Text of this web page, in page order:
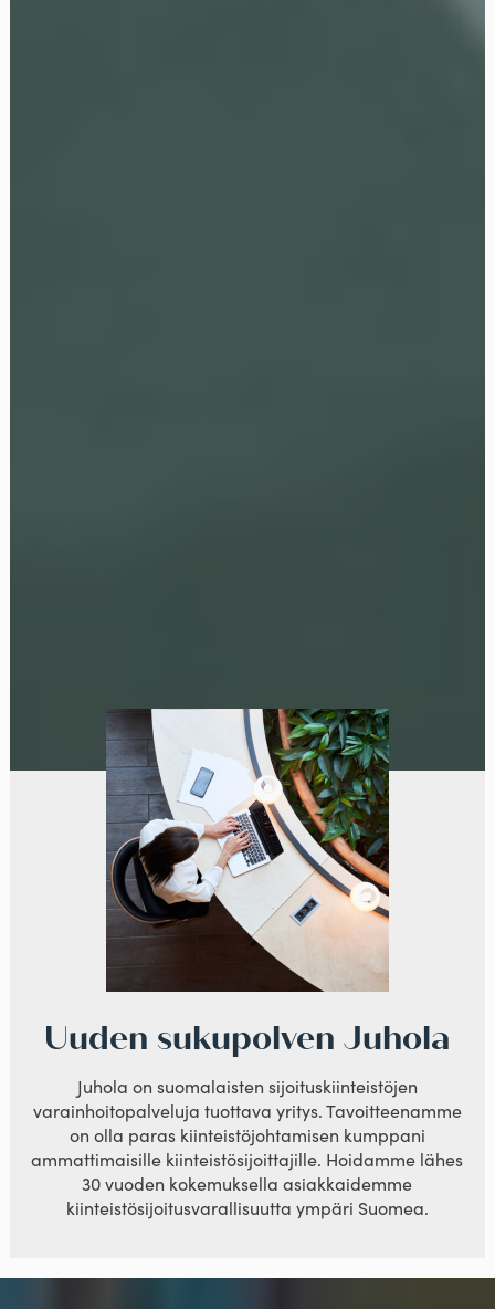
Uuden sukupolven Juhola
Juhola on suomalaisten sijoituskiinteistöjen
varainhoitopalveluja tuottava yritys. Tavoitteenamme
on olla paras kiinteistöjohtamisen kumppani
ammattimaisille kiinteistösijoittajille. Hoidamme lähes
30 vuoden kokemuksella asiakkaidemme
kiinteistösijoitusvarallisuutta ympäri Suomea.